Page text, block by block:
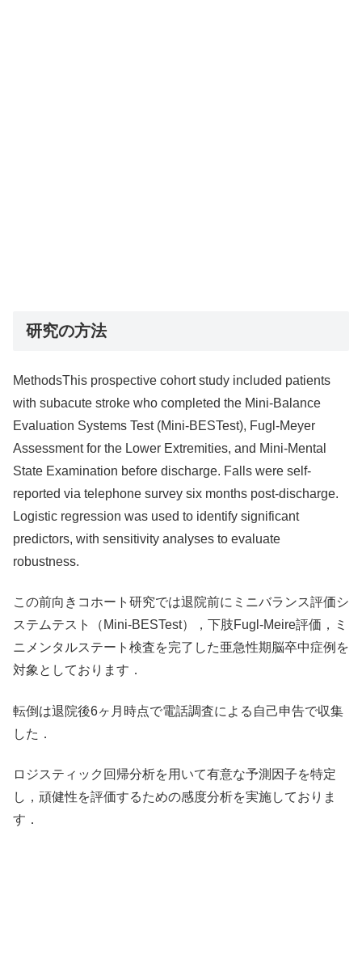
研究の方法
MethodsThis prospective cohort study included patients
with subacute stroke who completed the Mini-Balance
Evaluation Systems Test (Mini-BESTest), Fugl-Meyer
Assessment for the Lower Extremities, and Mini-Mental
State Examination before discharge. Falls were self-
reported via telephone survey six months post-discharge.
Logistic regression was used to identify significant
predictors, with sensitivity analyses to evaluate
robustness.
この前向きコホート研究では退院前にミニバランス評価シ
ステムテスト（Mini-BESTest），下肢Fugl-Meire評価，ミ
ニメンタルステート検査を完了した亜急性期脳卒中症例を
対象としております．
転倒は退院後6ヶ月時点で電話調査による自己申告で収集
した．
ロジスティック回帰分析を用いて有意な予測因子を特定
し，頑健性を評価するための感度分析を実施しておりま
す．